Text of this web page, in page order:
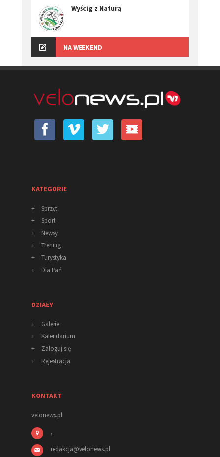
Wyścig z Naturą
NA WEEKEND
KATEGORIE
+
Sprzęt
+
Sport
+
Newsy
+
Trening
+
Turystyka
+
Dla Pań
DZIAŁY
+
Galerie
+
Kalendarium
+
Zaloguj się
+
Rejestracja
KONTAKT
velonews.pl
,
redakcja@velonews.pl